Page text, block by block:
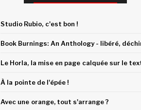
Studio Rubio, c'est bon !
Book Burnings: An Anthology - libéré,
Le Horla, la mise en page calquée sur le
À la pointe de l'épée !
Avec une orange, tout s'arrange ?